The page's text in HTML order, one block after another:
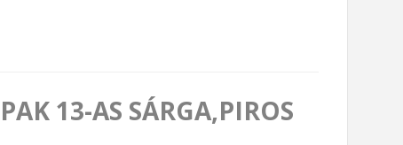
13-AS SÁRGA,PIROS